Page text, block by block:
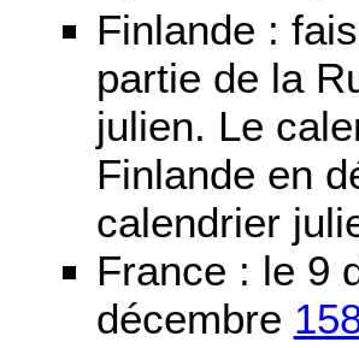
Finlande :
partie de la
julien. Le
Finlande en
calendrier
France : le 9
décembre